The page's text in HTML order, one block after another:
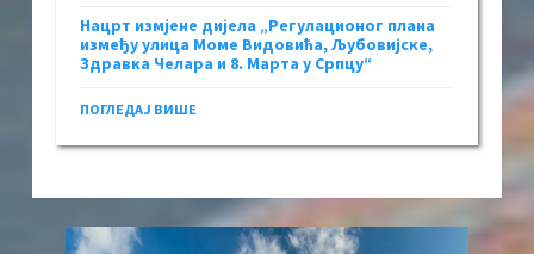
Нацрт измјене дијела „Регулационог плана
између улица Моме Видовића, Љубовијске,
Здравка Челара и 8. Марта у Српцу“
ПОГЛЕДАЈ ВИШЕ